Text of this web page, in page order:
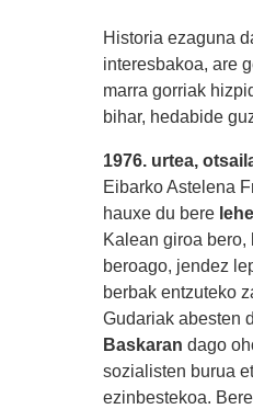
Historia ezaguna
interesbakoa, are
marra gorriak
bihar, hedabide
1976. urtea,
Eibarko Astelena
hauxe du bere
Kalean giroa bero,
beroago, jendez
berbak entzuteko
Gudariak abesten
Baskaran dago
sozialisten burua
ezinbestekoa.